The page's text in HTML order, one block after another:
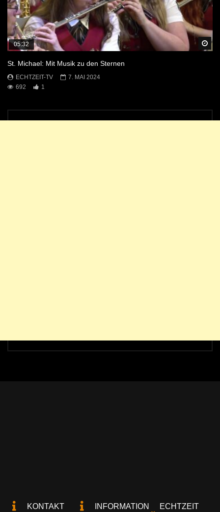
05:32
St. Michael: Mit Musik zu den Sternen
ECHTZEIT-TV
7. MAI 2024
692
1
KONTAKT INFORMATION ECHTZEIT